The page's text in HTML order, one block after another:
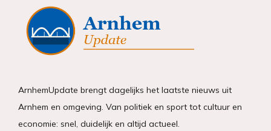
ArnhemUpdate brengt dagelijks het laatste nieuws uit
Arnhem en omgeving. Van politiek en sport tot cultuur en
economie: snel, duidelijk en altijd actueel.